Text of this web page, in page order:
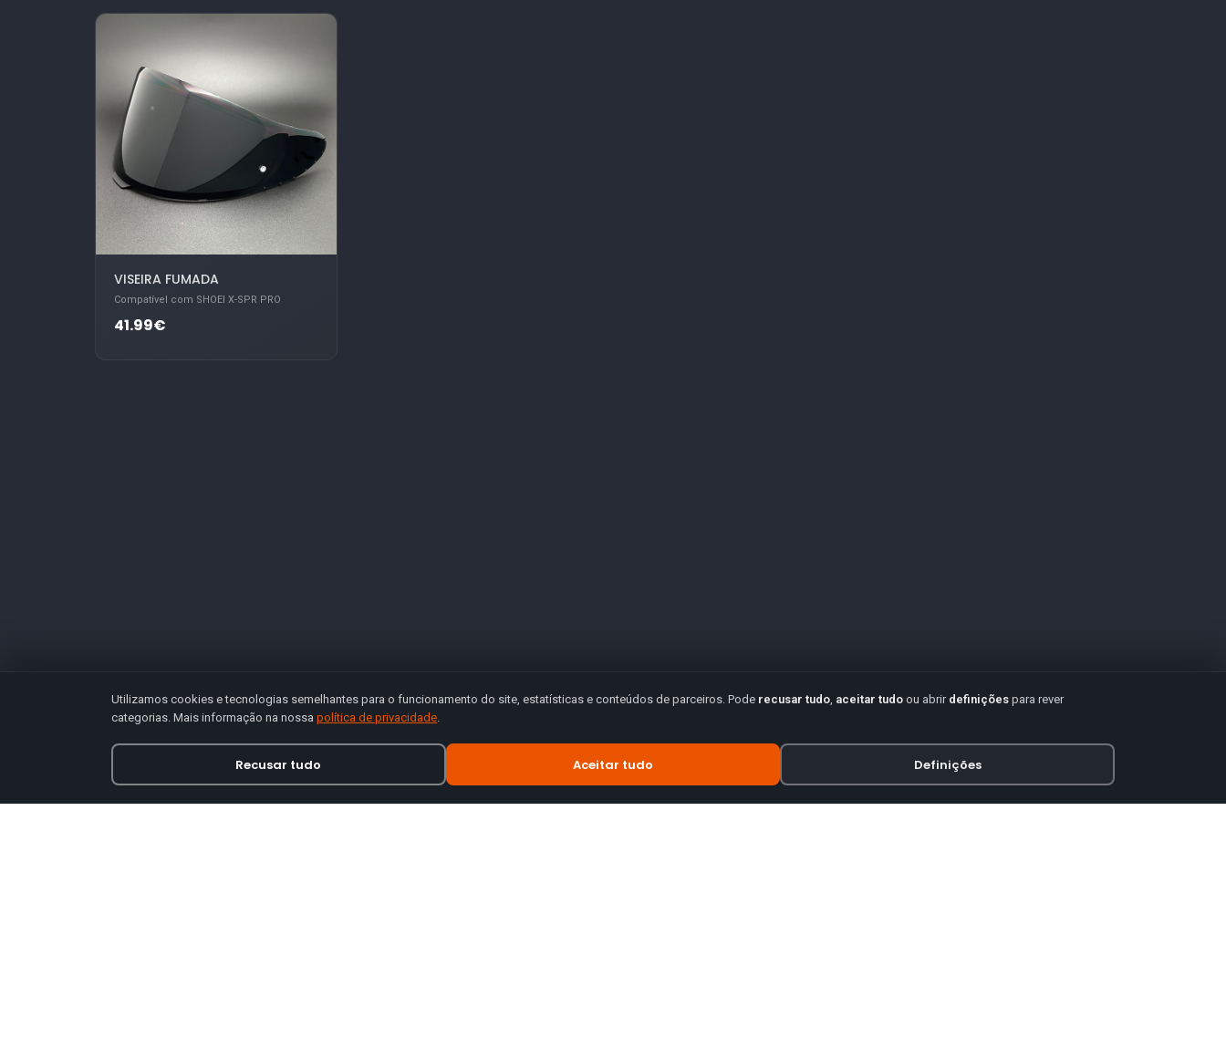
VISEIRA FUMADA
Compatível com SHOEI X-SPR PRO
41.99€
Utilizamos cookies e tecnologias semelhantes para o funcionamento do site, estatísticas e conteúdos de parceiros. Pode recusar tudo, aceitar tudo ou abrir definições para rever
categorias. Mais informação na nossa política de privacidade.
Recusar tudo Aceitar tudo Definições